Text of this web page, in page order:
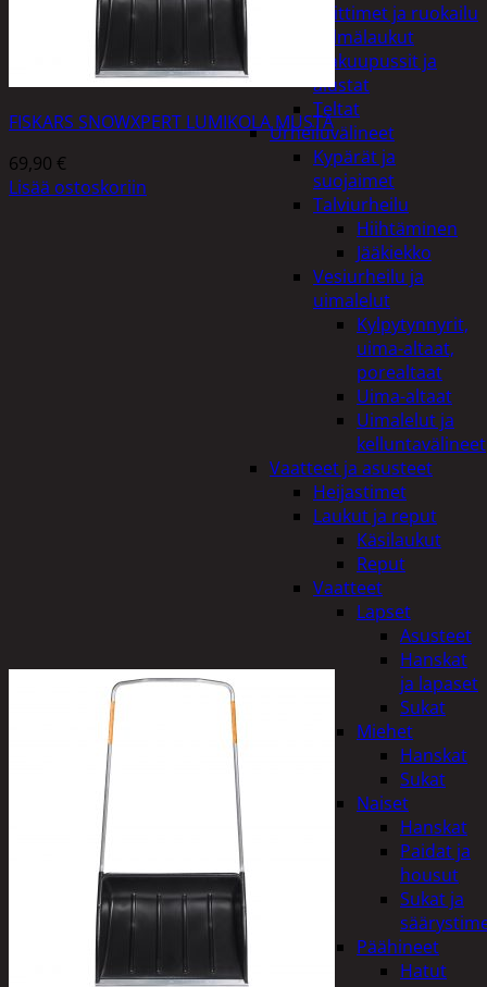
Keittimet ja ruokailu
Kylmälaukut
Makuupussit ja
alustat
Teltat
Urheiluvälineet
Kypärät ja
suojaimet
Talviurheilu
Hiihtäminen
Jääkiekko
Vesiurheilu ja
uimalelut
Kylpytynnyrit,
uima-altaat,
porealtaat
Uima-altaat
Uimalelut ja
kelluntavälineet
Vaatteet ja asusteet
Heijastimet
Laukut ja reput
Käsilaukut
Reput
Vaatteet
Lapset
Asusteet
Hanskat
ja lapaset
Sukat
Miehet
Hanskat
Sukat
Naiset
Hanskat
Paidat ja
housut
Sukat ja
Päähineet
Hatut
FISKARS SNOWXPERT LUMIKOLA MUSTA
69,90 €
Lisää ostoskoriin